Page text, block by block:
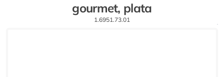
gourmet, plata
1.6951.73.01